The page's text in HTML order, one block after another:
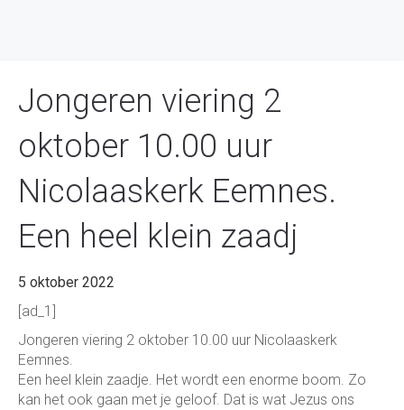
Jongeren viering 2
oktober 10.00 uur
Nicolaaskerk Eemnes.
Een heel klein zaadj
5 oktober 2022
[ad_1]
Jongeren viering 2 oktober 10.00 uur Nicolaaskerk
Eemnes.
Een heel klein zaadje. Het wordt een enorme boom. Zo
kan het ook gaan met je geloof. Dat is wat Jezus ons